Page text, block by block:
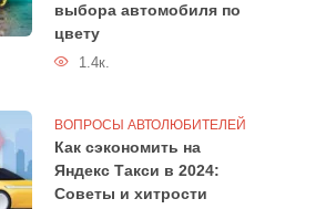
выбора автомобиля по
цвету
1.4к.
ВОПРОСЫ АВТОЛЮБИТЕЛЕЙ
Как сэкономить на
Яндекс Такси в 2024:
Советы и хитрости